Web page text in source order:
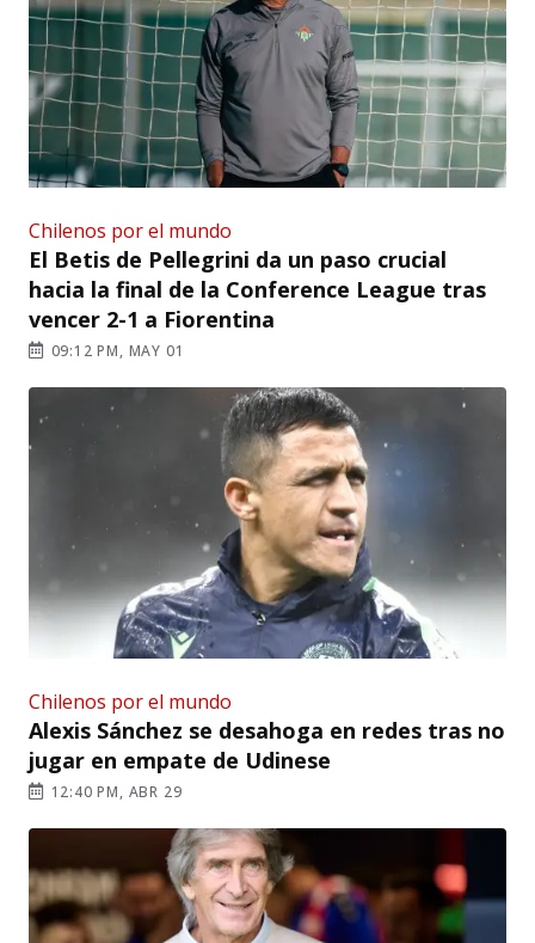
Chilenos por el mundo
El Betis de Pellegrini da un paso crucial
hacia la final de la Conference League tras
vencer 2-1 a Fiorentina
09:12 PM, MAY 01
Chilenos por el mundo
Alexis Sánchez se desahoga en redes tras no
jugar en empate de Udinese
12:40 PM, ABR 29